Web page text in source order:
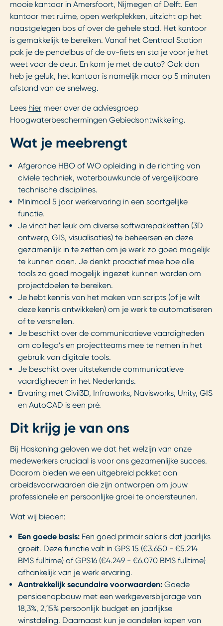
mooie kantoor in Amersfoort, Nijmegen of Delft. Een
kantoor met ruime, open werkplekken, uitzicht op het
naastgelegen bos of over de gehele stad. Het kantoor
is gemakkelijk te bereiken. Vanaf het Centraal Station
pak je de pendelbus of de ov-fiets en sta je voor je het
weet voor de deur. En kom je met de auto? Ook dan
heb je geluk, het kantoor is namelijk maar op 5 minuten
afstand van de snelweg.
Lees hier meer over de adviesgroep
Hoogwaterbeschermingen Gebiedsontwikkeling.
Wat je meebrengt
Afgeronde HBO of WO opleiding in de richting van
civiele techniek, waterbouwkunde of vergelijkbare
technische disciplines.
Minimaal 5 jaar werkervaring in een soortgelijke
functie.
Je vindt het leuk om diverse softwarepakketten (3D
ontwerp, GIS, visualisaties) te beheersen en deze
gezamenlijk in te zetten om je werk zo goed mogelijk
te kunnen doen. Je denkt proactief mee hoe alle
tools zo goed mogelijk ingezet kunnen worden om
projectdoelen te bereiken.
Je hebt kennis van het maken van scripts (of je wilt
deze kennis ontwikkelen) om je werk te automatiseren
of te versnellen.
Je beschikt over de communicatieve vaardigheden
om collega’s en projectteams mee te nemen in het
gebruik van digitale tools.
Je beschikt over uitstekende communicatieve
vaardigheden in het Nederlands.
Ervaring met Civil3D, Infraworks, Navisworks, Unity, GIS
en AutoCAD is een pré.
Dit krijg je van ons
Bij Haskoning geloven we dat het welzijn van onze
medewerkers cruciaal is voor ons gezamenlijke succes.
Daarom bieden we een uitgebreid pakket aan
arbeidsvoorwaarden die zijn ontworpen om jouw
professionele en persoonlijke groei te ondersteunen.
Wat wij bieden:
Een goede basis: Een goed primair salaris dat jaarlijks
groeit. Deze functie valt in GPS 15 (€3.650 - €5.214
BMS fulltime) of GPS16 (€4.249 - €6.070 BMS fulltime)
afhankelijk van je werk ervaring.
Aantrekkelijk secundaire voorwaarden: Goede
pensioenopbouw met een werkgeversbijdrage van
18,3%, 2,15% persoonlijk budget en jaarlijkse
winstdeling. Daarnaast kun je aandelen kopen van